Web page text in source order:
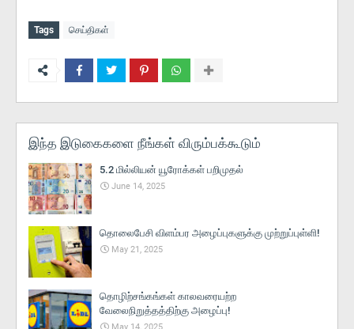
Tags செய்திகள்
இந்த இடுகைகளை நீங்கள் விரும்பக்கூடும்
5.2 மில்லியன் யூரோக்கள் பறிமுதல்
June 14, 2025
தொலைபேசி விளம்பர அழைப்புகளுக்கு முற்றுப்புள்ளி!
May 21, 2025
தொழிற்சங்கங்கள் காலவரையற்ற
வேலைநிறுத்தத்திற்கு அழைப்பு!